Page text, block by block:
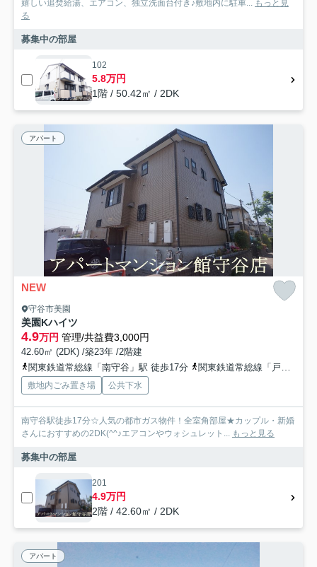
嬉しい追焚給湯、エアコン、独立洗面台付き♪敷地内に駐車... もっと見
る
募集中の部屋
102
5.8万円
1階 / 50.42㎡ / 2DK
アパート
NEW
守谷市美園
美園Kハイツ
4.9万円 管理/共益費3,000円
42.60㎡ (2DK) /築23年 /2階建
関東鉄道常総線「南守谷」駅 徒歩17分
関東鉄道常総線「戸頭」駅 徒歩23分
敷地内ごみ置き場 公共下水
南守谷駅徒歩17分☆人気の都市ガス物件！全室角部屋★カップル・新婚
さんにおすすめの2DK(^^♪エアコンやウォシュレット... もっと見る
募集中の部屋
201
4.9万円
2階 / 42.60㎡ / 2DK
アパート